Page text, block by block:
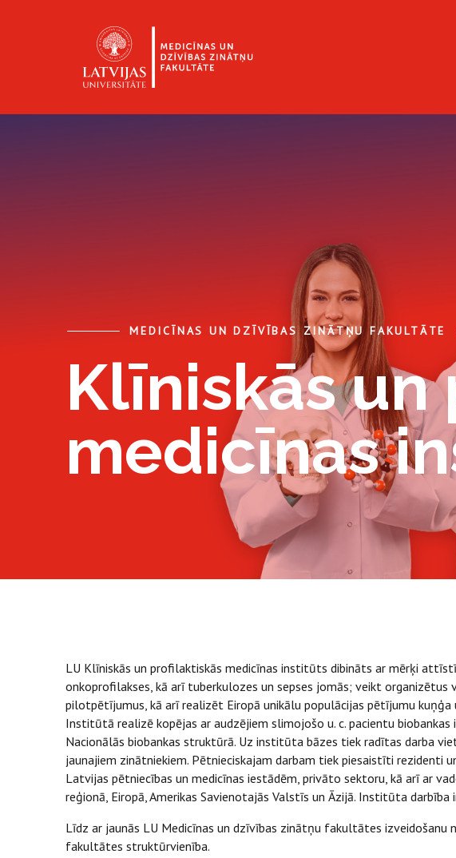
MEDICĪNAS UN DZĪVĪBAS ZINĀTŅU FAKULTĀTE
Klīniskās
medicīnas
LU Klīniskās un profilaktiskās medicīnas institūts dibināts ar mērķi
onkoprofilakses, kā arī tuberkulozes un sepses jomās; veikt organizētus
pilotpētījumus, kā arī realizēt Eiropā unikālu populācijas pētījumu kuņģa
Institūtā realizē kopējas ar audzējiem slimojošo u. c. pacientu
Nacionālās biobankas struktūrā. Uz institūta bāzes tiek radītas darba
jaunajiem zinātniekiem. Pētnieciskajam darbam tiek piesaistīti rezidenti
Latvijas pētniecības un medicīnas iestādēm, privāto sektoru, kā arī ar
reģionā, Eiropā, Amerikas Savienotajās Valstīs un Āzijā. Institūta darbība
Līdz ar jaunās LU Medicīnas un dzīvības zinātņu fakultātes
fakultātes struktūrvienība.